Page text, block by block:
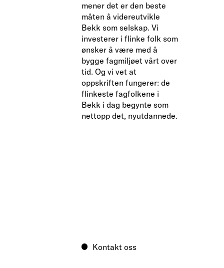
mener det er den beste
måten å videreutvikle
Bekk som selskap. Vi
investerer i flinke folk som
ønsker å være med å
bygge fagmiljøet vårt over
tid. Og vi vet at
oppskriften fungerer: de
flinkeste fagfolkene i
Bekk i dag begynte som
nettopp det, nyutdannede.
Kontakt oss